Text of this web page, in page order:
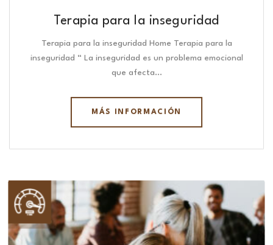
Terapia para la inseguridad
Terapia para la inseguridad Home Terapia para la
inseguridad “ La inseguridad es un problema emocional
que afecta…
MÁS INFORMACIÓN